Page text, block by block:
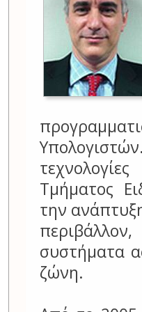
Τμήματος
την
συστήματα
ζώνη.